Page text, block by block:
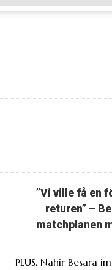
”Vi ville få en
returen” –
matchplanen
PLUS. Nahir Besara